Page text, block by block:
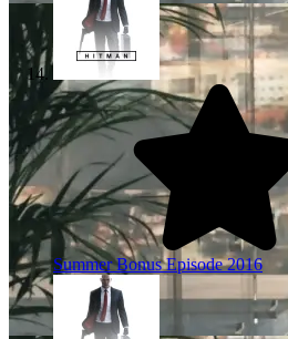
Summer Bonus Episode2016